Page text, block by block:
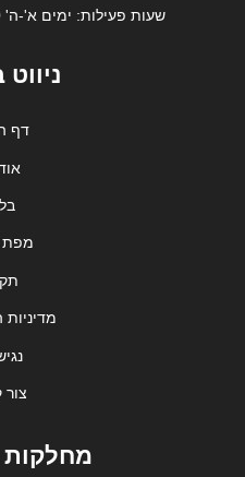
שעות פעילות: ימים א'-ה' 08:00-17:00 (יום ו' סגור)
דף
מפת
מחלקות